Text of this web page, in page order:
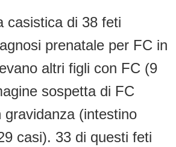
casistica di 38 feti
prenatale per FC in
altri figli con FC (9
sospetta di FC
gravidanza (intestino
casi). 33 di questi feti